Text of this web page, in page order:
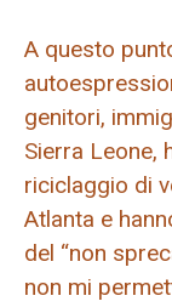
A questo
genitori,
Sierra Leone,
riciclaggio di
Atlanta e
del “non
non mi